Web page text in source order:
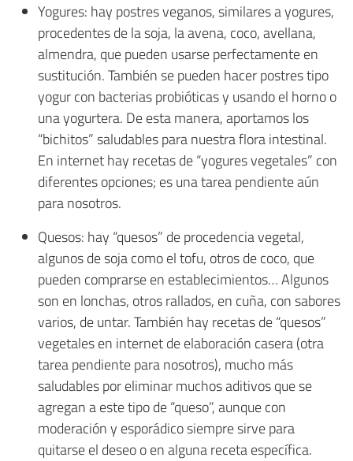
Yogures: hay postres veganos, similares a yogures,
procedentes de la soja, la avena, coco, avellana,
almendra, que pueden usarse perfectamente en
sustitución. También se pueden hacer postres tipo
yogur con bacterias probióticas y usando el horno o
una yogurtera. De esta manera, aportamos los
“bichitos” saludables para nuestra flora intestinal.
En internet hay recetas de “yogures vegetales” con
diferentes opciones; es una tarea pendiente aún
para nosotros.
Quesos: hay “quesos” de procedencia vegetal,
algunos de soja como el tofu, otros de coco, que
pueden comprarse en establecimientos… Algunos
son en lonchas, otros rallados, en cuña, con sabores
varios, de untar. También hay recetas de “quesos”
vegetales en internet de elaboración casera (otra
tarea pendiente para nosotros), mucho más
saludables por eliminar muchos aditivos que se
agregan a este tipo de “queso”, aunque con
moderación y esporádico siempre sirve para
quitarse el deseo o en alguna receta específica.